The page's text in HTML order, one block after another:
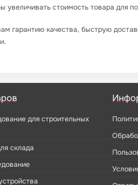
стоимость товара для
гарантию качества, быструю
для строительных
склада